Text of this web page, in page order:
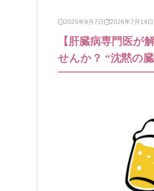
2025年9月7日 2026年7月14日
【肝臓病専門医が
せんか？ “沈黙の